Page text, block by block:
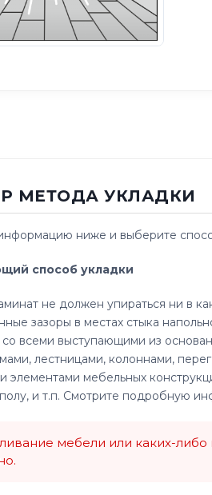
МЕТОДА УКЛАДКИ
ниже и выберите
способ укладки
не должен упираться ни в
зазоры в местах стыка
со всеми выступающими из
лестницами, колоннами,
элементами мебельных
и т.п. Смотрите подробную
мебели или каких-